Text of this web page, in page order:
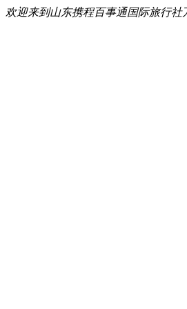
欢迎来到山东携程百事通国际旅行